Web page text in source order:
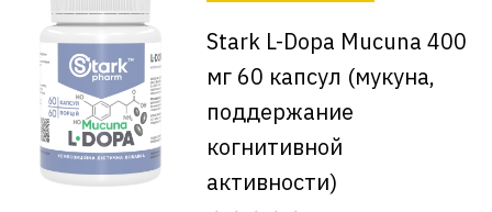
Stark L-Dopa Mucuna 400
мг 60 капсул (мукуна,
поддержание
когнитивной
активности)